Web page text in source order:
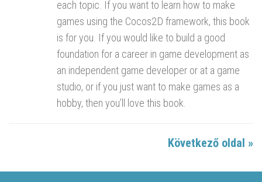
each topic. If you want to learn how to make
games using the Cocos2D framework, this book
is for you. If you would like to build a good
foundation for a career in game development as
an independent game developer or at a game
studio, or if you just want to make games as a
hobby, then you’ll love this book.
Következő oldal »